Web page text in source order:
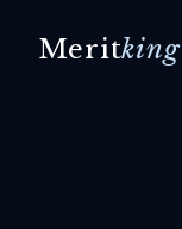
Meritking